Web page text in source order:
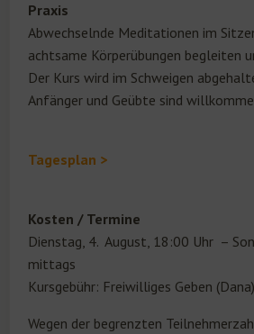
Praxis
Abwechselnde Meditationen im
achtsame Körperübungen begleiten
Der Kurs wird im Schweigen
Anfänger und Geübte sind
Tagesplan >
Kosten / Termine
Dienstag, 4. August, 18:00 Uhr –
mittags
Kursgebühr: Freiwilliges Geben
Wegen der begrenzten